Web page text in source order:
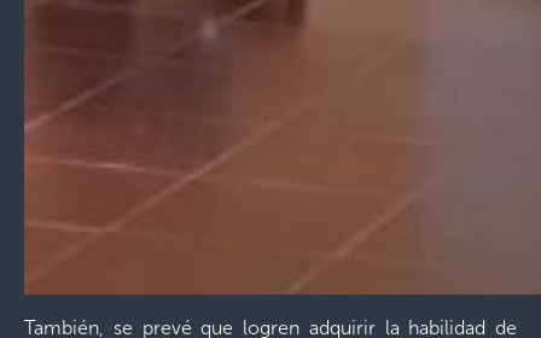
También, se prevé que logren adquirir la habilidad de